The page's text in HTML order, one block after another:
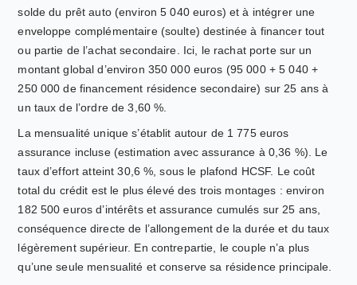
solde du prêt auto (environ 5 040 euros) et à intégrer une
enveloppe complémentaire (soulte) destinée à financer tout
ou partie de l’achat secondaire. Ici, le rachat porte sur un
montant global d’environ 350 000 euros (95 000 + 5 040 +
250 000 de financement résidence secondaire) sur 25 ans à
un taux de l’ordre de 3,60 %.
La mensualité unique s’établit autour de 1 775 euros
assurance incluse (estimation avec assurance à 0,36 %). Le
taux d’effort atteint 30,6 %, sous le plafond HCSF. Le coût
total du crédit est le plus élevé des trois montages : environ
182 500 euros d’intérêts et assurance cumulés sur 25 ans,
conséquence directe de l’allongement de la durée et du taux
légèrement supérieur. En contrepartie, le couple n’a plus
qu’une seule mensualité et conserve sa résidence principale.